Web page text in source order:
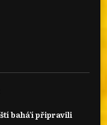
bahá'í připravili